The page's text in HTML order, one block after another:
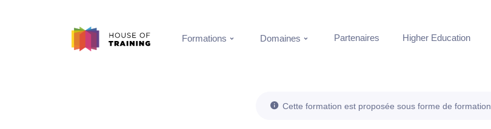
Formations Domaines Partenaires Higher Education
Cette formation est proposée sous forme de formation